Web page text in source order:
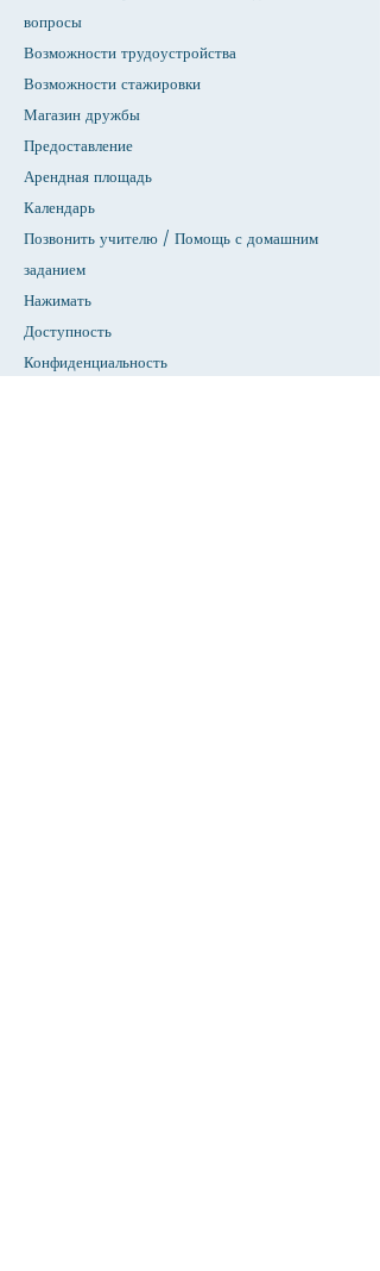
вопросы
Возможности трудоустройства
Возможности стажировки
Магазин дружбы
Предоставление
Арендная площадь
Календарь
Позвонить учителю / Помощь с домашним
заданием
Нажимать
Доступность
Конфиденциальность